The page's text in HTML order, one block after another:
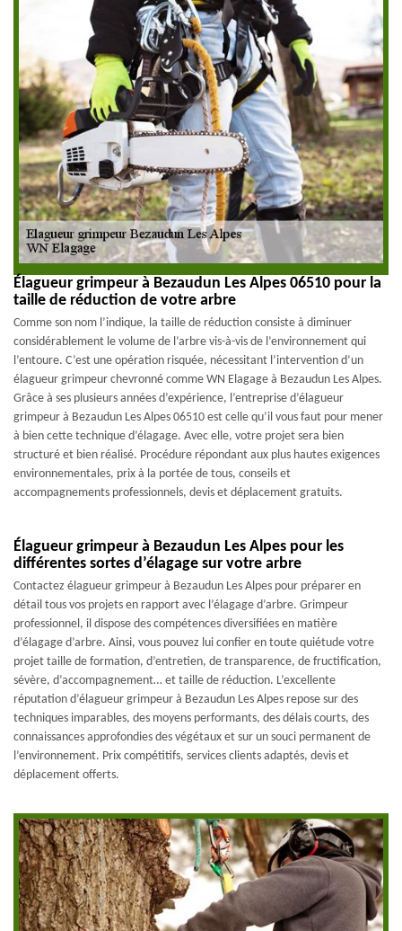
Élagueur grimpeur à Bezaudun Les Alpes 06510 pour la
taille de réduction de votre arbre
Comme son nom l’indique, la taille de réduction consiste à diminuer
considérablement le volume de l’arbre vis-à-vis de l’environnement qui
l’entoure. C’est une opération risquée, nécessitant l’intervention d’un
élagueur grimpeur chevronné comme WN Elagage à Bezaudun Les Alpes.
Grâce à ses plusieurs années d’expérience, l’entreprise d’élagueur
grimpeur à Bezaudun Les Alpes 06510 est celle qu’il vous faut pour mener
à bien cette technique d’élagage. Avec elle, votre projet sera bien
structuré et bien réalisé. Procédure répondant aux plus hautes exigences
environnementales, prix à la portée de tous, conseils et
accompagnements professionnels, devis et déplacement gratuits.
Élagueur grimpeur à Bezaudun Les Alpes pour les
différentes sortes d’élagage sur votre arbre
Contactez élagueur grimpeur à Bezaudun Les Alpes pour préparer en
détail tous vos projets en rapport avec l’élagage d’arbre. Grimpeur
professionnel, il dispose des compétences diversifiées en matière
d’élagage d’arbre. Ainsi, vous pouvez lui confier en toute quiétude votre
projet taille de formation, d’entretien, de transparence, de fructification,
sévère, d’accompagnement… et taille de réduction. L’excellente
réputation d’élagueur grimpeur à Bezaudun Les Alpes repose sur des
techniques imparables, des moyens performants, des délais courts, des
connaissances approfondies des végétaux et sur un souci permanent de
l’environnement. Prix compétitifs, services clients adaptés, devis et
déplacement offerts.